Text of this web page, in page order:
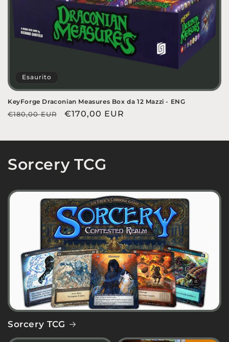
Esaurito
KeyForge Draconian Measures Box da 12 Mazzi - ENG
Prezzo
listino
€180,00 EUR
Prezzo
€170,00 EUR
Sorcery TCG
Sorcery TCG